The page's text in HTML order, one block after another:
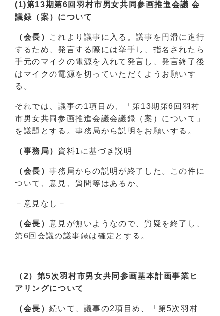
(1)第13期第6回羽村市男女共同参画推進会議 会
議録（案）について
（会長） これより議事に入る。議事を円滑に進行
するため、発言する際には挙手し、指名されたら
手元のマイクの電源を入れて発言し、発言終了後
はマイクの電源を切っていただくようお願いす
る。
それでは、議事の1項目め、「第13期第6回羽村
市男女共同参画推進会議会議録（案）について」
を議題とする。事務局から説明をお願いする。
（事務局） 資料1に基づき説明
（会長）事務局からの説明が終了した。この件に
ついて、意見、質問等はあるか。
－意見なし－
（会長）意見が無いようなので、質疑を終了し、
第6回会議の議事録は確定とする。
（2）第5次羽村市男女共同参画基本計画事業ヒ
アリングについて
（会長）続いて、議事の2項目め、「第5次羽村